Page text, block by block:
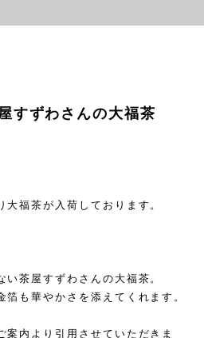
すずわさんの大福茶
福茶が入荷しております。
茶屋すずわさんの大福茶。
も華やかさを添えてくれます。
案内より引用させていただきま